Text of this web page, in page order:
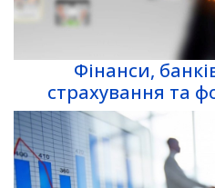
Фінанси,
страхування та